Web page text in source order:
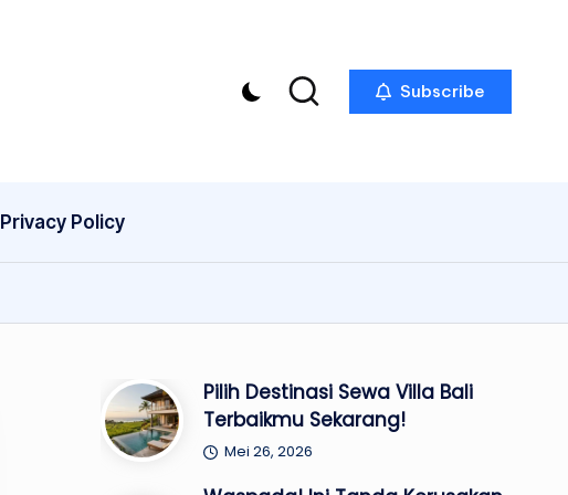
Subscribe
Privacy Policy
Pilih Destinasi Sewa Villa Bali
Terbaikmu Sekarang!
Mei 26, 2026